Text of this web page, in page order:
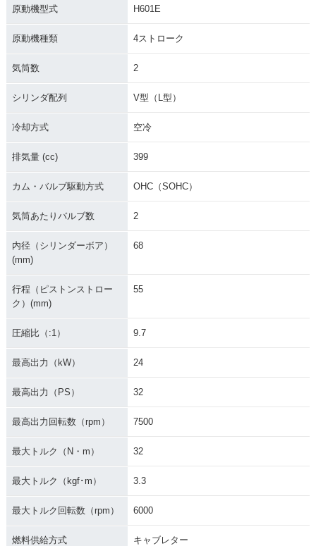
原動機型式 H601E
原動機種類 4ストローク
気筒数 2
シリンダ配列 V型（L型）
冷却方式 空冷
排気量 (cc) 399
カム・バルブ駆動方式 OHC（SOHC）
気筒あたりバルブ数 2
内径（シリンダーボア）
(mm)
68
行程（ピストンストロー
ク）(mm)
55
圧縮比（:1） 9.7
最高出力（kW） 24
最高出力（PS） 32
最高出力回転数（rpm） 7500
最大トルク（N・m） 32
最大トルク（kgf･m） 3.3
最大トルク回転数（rpm） 6000
燃料供給方式 キャブレター